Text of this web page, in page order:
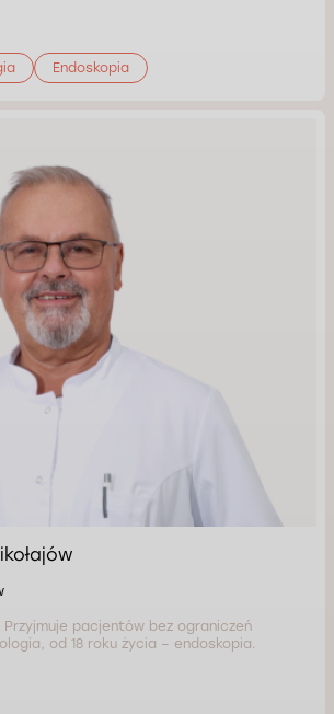
Endoskopia
pacjentów bez ograniczeń
od 18 roku życia – endoskopia.